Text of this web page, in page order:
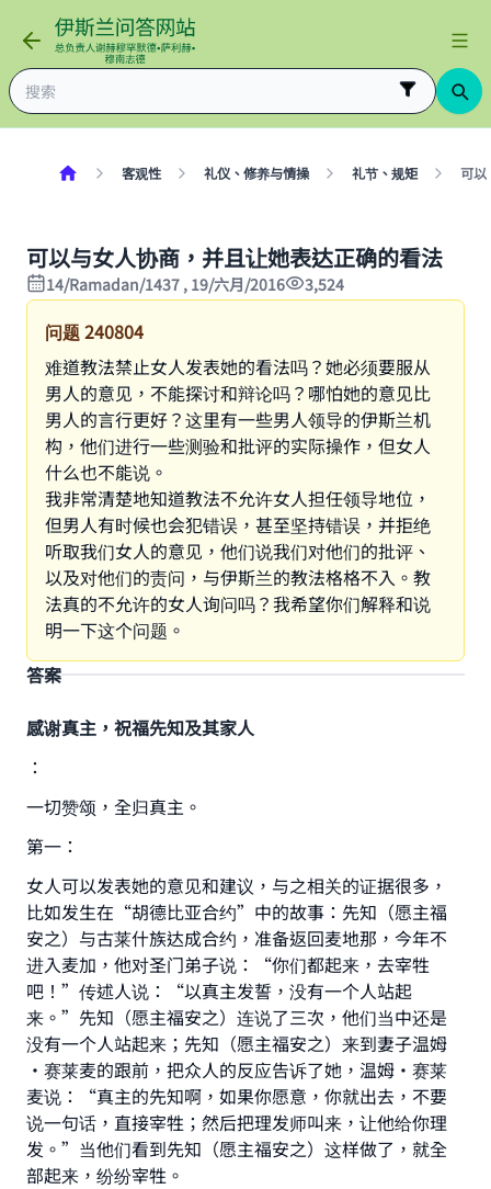
客观性 礼仪、修养与情操 礼节、规矩 可以
可以与女人协商，并且让她表达正确的看法
14/Ramadan/1437 , 19/六月/2016 3,524
问题240804
难道教法禁止女人发表她的看法吗？她必须要服从
男人的意见，不能探讨和辩论吗？哪怕她的意见比
男人的言行更好？这里有一些男人领导的伊斯兰机
构，他们进行一些测验和批评的实际操作，但女人
什么也不能说。
我非常清楚地知道教法不允许女人担任领导地位，
但男人有时候也会犯错误，甚至坚持错误，并拒绝
听取我们女人的意见，他们说我们对他们的批评、
以及对他们的责问，与伊斯兰的教法格格不入。教
法真的不允许的女人询问吗？我希望你们解释和说
明一下这个问题。
答案
感谢真主，祝福先知及其家人
：
一切赞颂，全归真主。
第一：
女人可以发表她的意见和建议，与之相关的证据很多，
比如发生在“胡德比亚合约”中的故事：先知（愿主福
安之）与古莱什族达成合约，准备返回麦地那，今年不
进入麦加，他对圣门弟子说：“你们都起来，去宰牲
吧！”传述人说：“以真主发誓，没有一个人站起
来。”先知（愿主福安之）连说了三次，他们当中还是
没有一个人站起来；先知（愿主福安之）来到妻子温姆
·赛莱麦的跟前，把众人的反应告诉了她，温姆·赛莱
麦说：“真主的先知啊，如果你愿意，你就出去，不要
说一句话，直接宰牲；然后把理发师叫来，让他给你理
发。”当他们看到先知（愿主福安之）这样做了，就全
部起来，纷纷宰牲。